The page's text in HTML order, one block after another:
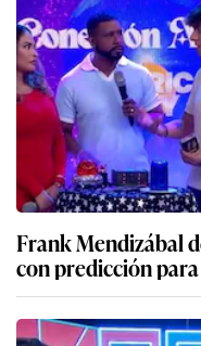
Frank Mendizábal
con predicción